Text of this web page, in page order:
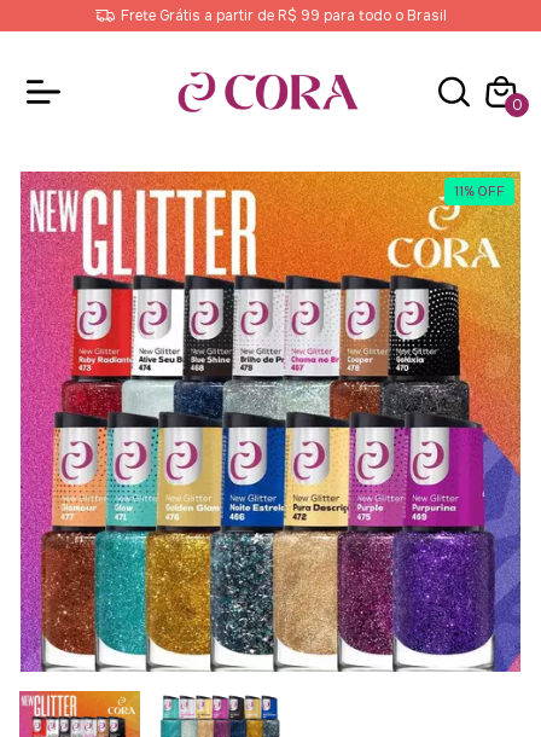
Frete Grátis a partir de R$ 99 para todo o Brasil
0
11% OFF